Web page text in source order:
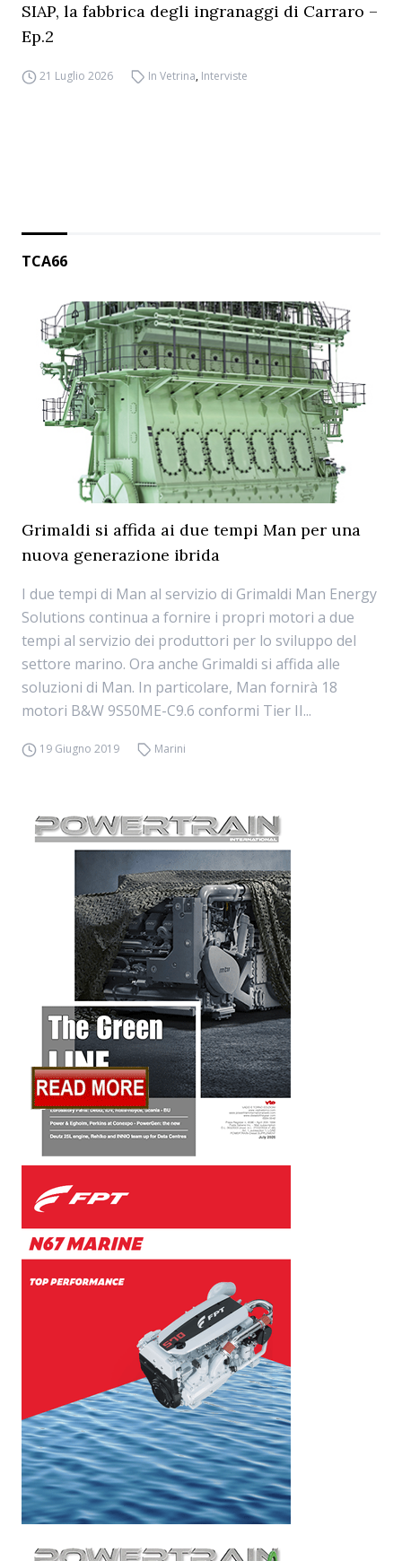
SIAP, la fabbrica degli ingranaggi di Carraro –
Ep.2
21 Luglio 2026 In Vetrina, Interviste
TCA66
Grimaldi si affida ai due tempi Man per una
nuova generazione ibrida
I due tempi di Man al servizio di Grimaldi Man Energy
Solutions continua a fornire i propri motori a due
tempi al servizio dei produttori per lo sviluppo del
settore marino. Ora anche Grimaldi si affida alle
soluzioni di Man. In particolare, Man fornirà 18
motori B&W 9S50ME-C9.6 conformi Tier II...
19 Giugno 2019 Marini